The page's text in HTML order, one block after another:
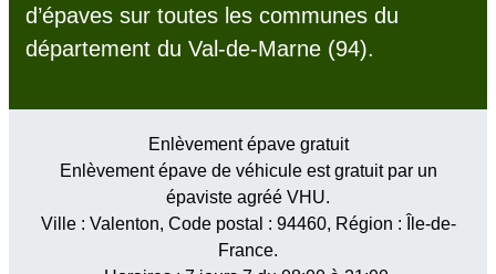
d’épaves sur toutes les communes du
département du Val-de-Marne (94).
Enlèvement épave gratuit
Enlèvement épave de véhicule est gratuit par un
épaviste agréé VHU.
Ville : Valenton, Code postal : 94460, Région :
Île-de-
France.